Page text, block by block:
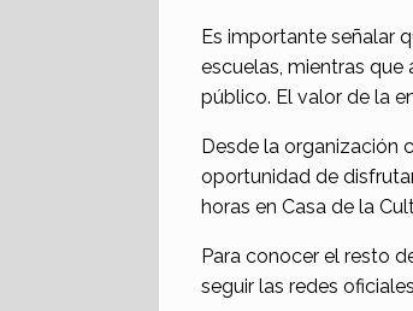
Es importante señalar
escuelas, mientras que
público. El valor de la
Desde la organización
oportunidad de
horas en Casa de la
Para conocer el resto
seguir las redes